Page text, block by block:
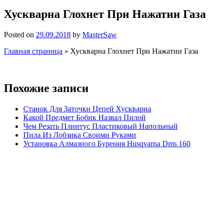
Хускварна Глохнет При Нажатии Газа
Posted on 29.09.2018 by MasterSaw
Главная страница » Хускварна Глохнет При Нажатии Газа
Похожие записи
Станок Для Заточки Цепей Хускварна
Какой Предмет Бобик Назвал Пилой
Чем Резать Плинтус Пластиковый Напольный
Пила Из Лобзика Своими Руками
Установка Алмазного Бурения Husqvarna Dms 160